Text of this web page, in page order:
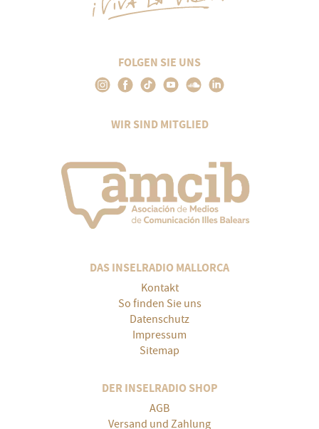
FOLGEN SIE UNS
WIR SIND MITGLIED
DAS INSELRADIO MALLORCA
Kontakt
So finden Sie uns
Datenschutz
Impressum
Sitemap
DER INSELRADIO SHOP
AGB
Versand und Zahlung